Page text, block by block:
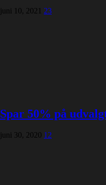
juni 10, 2021 23
Spar 50% på
juni 30, 2020 12